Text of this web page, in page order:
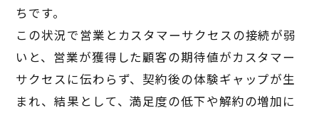
ちです。
この状況で営業とカスタマーサクセスの接続が弱
いと、営業が獲得した顧客の期待値がカスタマー
サクセスに伝わらず、契約後の体験ギャップが生
まれ、結果として、満足度の低下や解約の増加に